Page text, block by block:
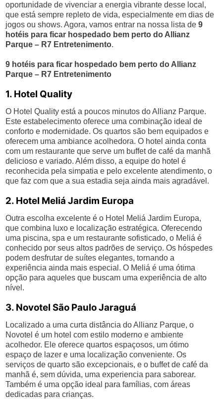
oportunidade de vivenciar a energia vibrante desse local,
que está sempre repleto de vida, especialmente em dias de
jogos ou shows. Agora, vamos entrar na nossa lista de9
hotéis para ficar hospedado bem perto do Allianz
Parque – R7 Entretenimento.
9 hotéis para ficar hospedado bem perto do Allianz
Parque – R7 Entretenimento
1. Hotel Quality
O Hotel Quality está a poucos minutos do Allianz Parque.
Este estabelecimento oferece uma combinação ideal de
conforto e modernidade. Os quartos são bem equipados e
oferecem uma ambiance acolhedora. O hotel ainda conta
com um restaurante que serve um buffet de café da manhã
delicioso e variado. Além disso, a equipe do hotel é
reconhecida pela simpatia e pelo excelente atendimento, o
que faz com que a sua estadia seja ainda mais agradável.
2. Hotel Meliá Jardim Europa
Outra escolha excelente é o Hotel Meliá Jardim Europa,
que combina luxo e localização estratégica. Oferecendo
uma piscina, spa e um restaurante sofisticado, o Meliá é
conhecido por seus altos padrões de serviço. Os hóspedes
podem desfrutar de suítes elegantes, tornando a
experiência ainda mais especial. O Meliá é uma ótima
opção para aqueles que buscam uma experiência de alto
nível.
3. Novotel São Paulo Jaraguá
Localizado a uma curta distância do Allianz Parque, o
Novotel é um hotel com estilo moderno e ambiente
acolhedor. Ele oferece quartos espaçosos, um ótimo
espaço de lazer e uma localização conveniente. Os
serviços de quarto são excepcionais, e o buffet de café da
manhã é, sem dúvida, uma experiencia para saborear.
Também é uma opção ideal para famílias, com áreas
dedicadas para crianças.